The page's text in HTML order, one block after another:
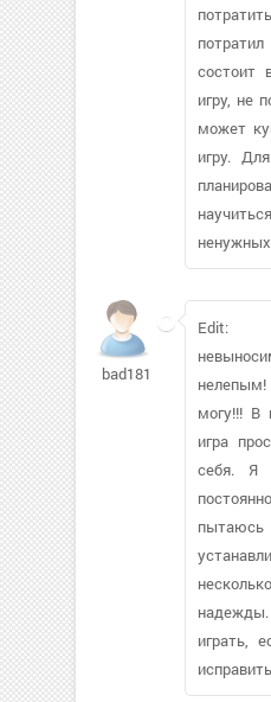
состоит
игру, не
может
игру.
bad181
Edit:
могу!!! В
игра
себя. Я
играть,